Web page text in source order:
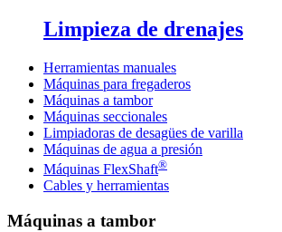
Limpieza de drenajes
Herramientas manuales
Máquinas para fregaderos
Máquinas a tambor
Máquinas seccionales
Limpiadoras de desagües de varilla
Máquinas de agua a presión
Máquinas FlexShaft®
Cables y herramientas
Máquinas a tambor